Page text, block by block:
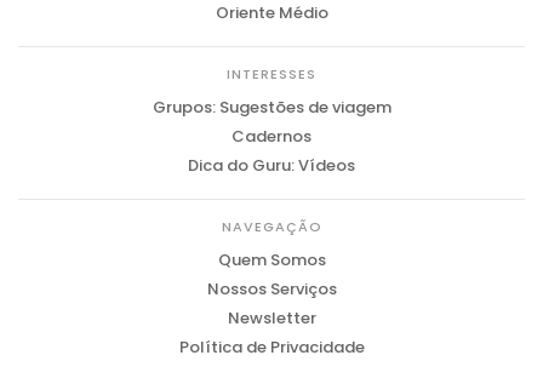
Oriente Médio
INTERESSES
Grupos: Sugestões de viagem
Cadernos
Dica do Guru: Vídeos
NAVEGAÇÃO
Quem Somos
Nossos Serviços
Newsletter
Política de Privacidade